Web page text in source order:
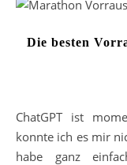
Die besten
ChatGPT ist momentan in aller Munde und natürlich
konnte ich es mir
habe ganz